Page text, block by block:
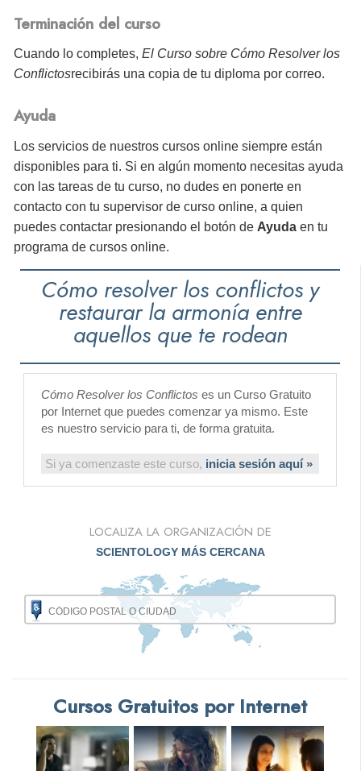
Terminación del curso
Cuando lo completes, El Curso sobre Cómo Resolver los
Conflictosrecibirás una copia de tu diploma por correo.
Ayuda
Los servicios de nuestros cursos online siempre están
disponibles para ti. Si en algún momento necesitas ayuda
con las tareas de tu curso, no dudes en ponerte en
contacto con tu supervisor de curso online, a quien
puedes contactar presionando el botón de Ayuda en tu
programa de cursos online.
Cómo resolver los conflictos y
restaurar la armonía entre
aquellos que te rodean
Cómo Resolver los Conflictos es un Curso Gratuito
por Internet que puedes comenzar ya mismo. Este
es nuestro servicio para ti, de forma gratuita.
Si ya comenzaste este curso, inicia sesión aquí »
LOCALIZA LA ORGANIZACIÓN DE
SCIENTOLOGY MÁS CERCANA
Cursos Gratuitos por Internet